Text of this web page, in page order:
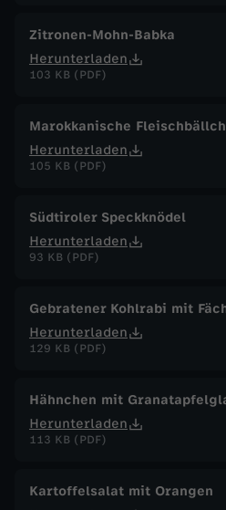
Zitronen-Mohn-Babka
Herunterladen
103 KB (PDF)
Marokkanische
Herunterladen
105 KB (PDF)
Südtiroler Speckknödel
Herunterladen
93 KB (PDF)
Gebratener Kohlrabi mit
Herunterladen
129 KB (PDF)
Hähnchen mit
Herunterladen
113 KB (PDF)
Kartoffelsalat mit Orangen